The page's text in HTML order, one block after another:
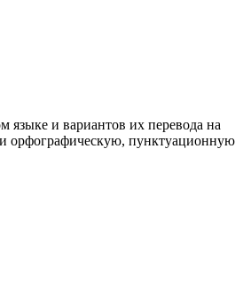
языке и вариантов их перевода на
орфографическую, пунктуационную